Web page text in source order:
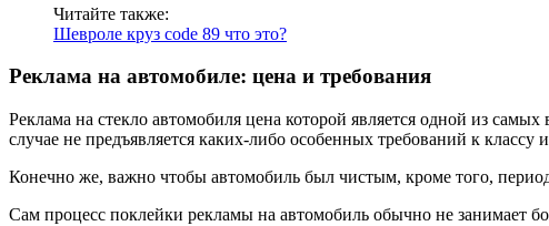
Читайте также:
Шевроле круз code 89 что это?
Реклама на автомобиле: цена и требования
Реклама на стекло автомобиля цена которой является одной из
случае не предъявляется каких-либо особенных требований к классу
Конечно же, важно чтобы автомобиль был чистым, кроме того,
Сам процесс поклейки рекламы на автомобиль обычно не занимает